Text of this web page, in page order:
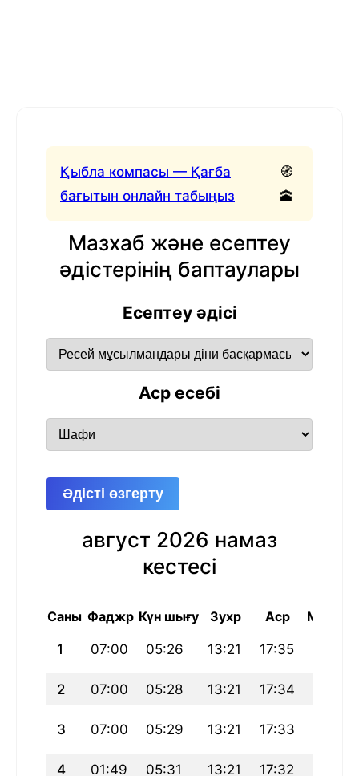
Қыбла компасы — Қағба
бағытын онлайн табыңыз
🧭
🕋
Мазхаб және есептеу
әдістерінің баптаулары
Есептеу әдісі
Аср есебі
Әдісті өзгерту
август 2026 намаз
кестесі
Саны Фаджр Күн шығу Зухр Аср Магриб
1 07:00 05:26 13:21 17:35
2 07:00 05:28 13:21 17:34
3 07:00 05:29 13:21 17:33
4 01:49 05:31 13:21 17:32